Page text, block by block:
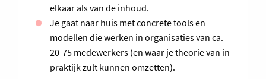
elkaar als van de inhoud.
Je gaat naar huis met concrete tools en
modellen die werken in organisaties van ca.
20-75 medewerkers (en waar je theorie van in
praktijk zult kunnen omzetten).